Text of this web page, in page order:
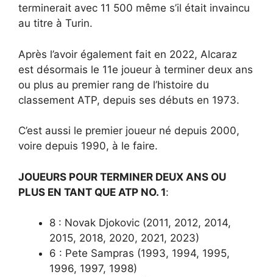
terminerait avec 11 500 même s’il était invaincu
au titre à Turin.
Après l’avoir également fait en 2022, Alcaraz
est désormais le 11e joueur à terminer deux ans
ou plus au premier rang de l’histoire du
classement ATP, depuis ses débuts en 1973.
C’est aussi le premier joueur né depuis 2000,
voire depuis 1990, à le faire.
JOUEURS POUR TERMINER DEUX ANS OU
PLUS EN TANT QUE ATP NO. 1:
8 : Novak Djokovic (2011, 2012, 2014,
2015, 2018, 2020, 2021, 2023)
6 : Pete Sampras (1993, 1994, 1995,
1996, 1997, 1998)